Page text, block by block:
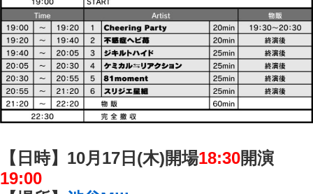
【日時】10月17日(木)開場18:30開演
19:00